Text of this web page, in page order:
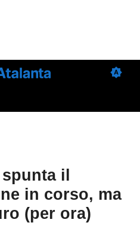
il
in corso, ma
(per ora)